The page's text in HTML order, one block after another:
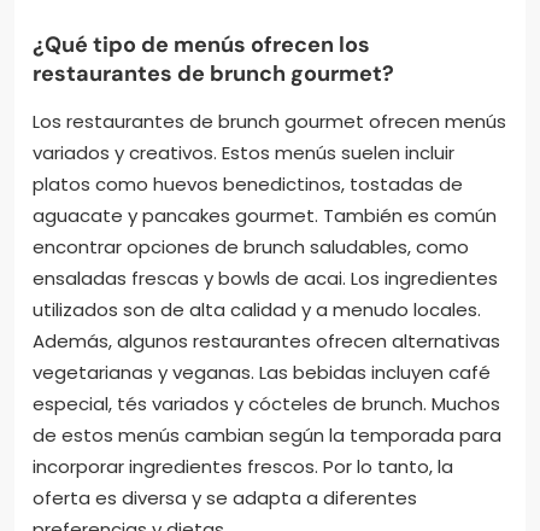
¿Qué tipo de menús ofrecen los
restaurantes de brunch gourmet?
Los restaurantes de brunch gourmet ofrecen menús
variados y creativos. Estos menús suelen incluir
platos como huevos benedictinos, tostadas de
aguacate y pancakes gourmet. También es común
encontrar opciones de brunch saludables, como
ensaladas frescas y bowls de acai. Los ingredientes
utilizados son de alta calidad y a menudo locales.
Además, algunos restaurantes ofrecen alternativas
vegetarianas y veganas. Las bebidas incluyen café
especial, tés variados y cócteles de brunch. Muchos
de estos menús cambian según la temporada para
incorporar ingredientes frescos. Por lo tanto, la
oferta es diversa y se adapta a diferentes